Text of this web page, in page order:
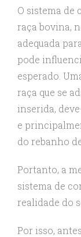
O sistema de
raça bovina,
adequada
pode
esperado.
raça que se
inserida,
e
do rebanho
Portanto, a
sistema de
realidade do
Por isso,